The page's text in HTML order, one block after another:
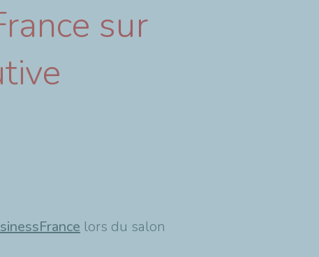
sur
lors du salon